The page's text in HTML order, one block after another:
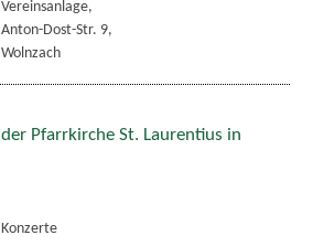
Vereinsanlage,
Anton-Dost-Str. 9,
Wolnzach
Pfarrkirche St. Laurentius in
Konzerte